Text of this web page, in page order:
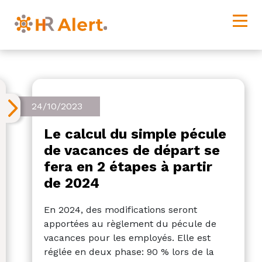
24/10/2023
Le calcul du simple pécule
de vacances de départ se
fera en 2 étapes à partir
de 2024
En 2024, des modifications seront
apportées au règlement du pécule de
vacances pour les employés. Elle est
réglée en deux phase: 90 % lors de la